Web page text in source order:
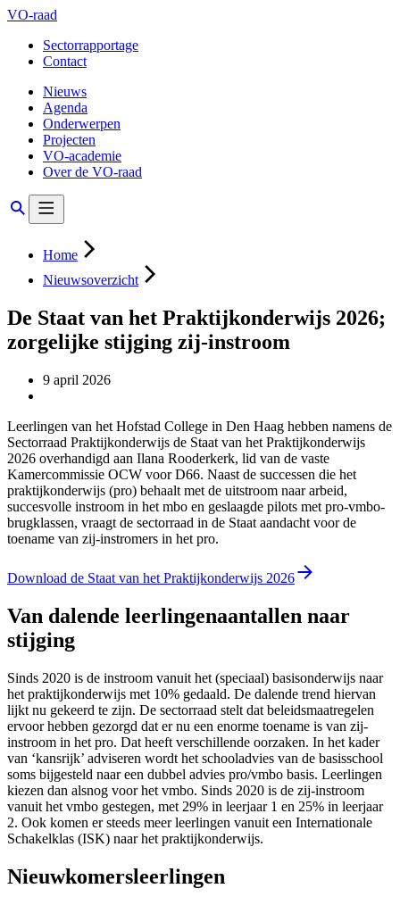
VO-raad
Sectorrapportage
Contact
Nieuws
Agenda
Onderwerpen
Projecten
VO-academie
Over de VO-raad
Home
Nieuwsoverzicht
De Staat van het Praktijkonderwijs 2026;
zorgelijke stijging zij-instroom
9 april 2026
Leerlingen van het Hofstad College in Den Haag hebben namens de
Sectorraad Praktijkonderwijs de Staat van het Praktijkonderwijs
2026 overhandigd aan Ilana Rooderkerk, lid van de vaste
Kamercommissie OCW voor D66. Naast de successen die het
praktijkonderwijs (pro) behaalt met de uitstroom naar arbeid,
succesvolle instroom in het mbo en geslaagde pilots met pro-vmbo-
brugklassen, vraagt de sectorraad in de Staat aandacht voor de
toename van zij-instromers in het pro.
Download de Staat van het Praktijkonderwijs 2026
Van dalende leerlingenaantallen naar
stijging
Sinds 2020 is de instroom vanuit het (speciaal) basisonderwijs naar
het praktijkonderwijs met 10% gedaald. De dalende trend hiervan
lijkt nu gekeerd te zijn. De sectorraad stelt dat beleidsmaatregelen
ervoor hebben gezorgd dat er nu een enorme toename is van zij-
instroom in het pro. Dat heeft verschillende oorzaken. In het kader
van ‘kansrijk’ adviseren wordt het schooladvies van de basisschool
soms bijgesteld naar een dubbel advies pro/vmbo basis. Leerlingen
kiezen dan alsnog voor het vmbo. Sinds 2020 is de zij-instroom
vanuit het vmbo gestegen, met 29% in leerjaar 1 en 25% in leerjaar
2. Ook komen er steeds meer leerlingen vanuit een Internationale
Schakelklas (ISK) naar het praktijkonderwijs.
Nieuwkomersleerlingen